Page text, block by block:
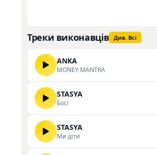
Треки виконавців Див. Всі
ANKA
MONEY MANTRA
STASYA
Босі
STASYA
Ми діти